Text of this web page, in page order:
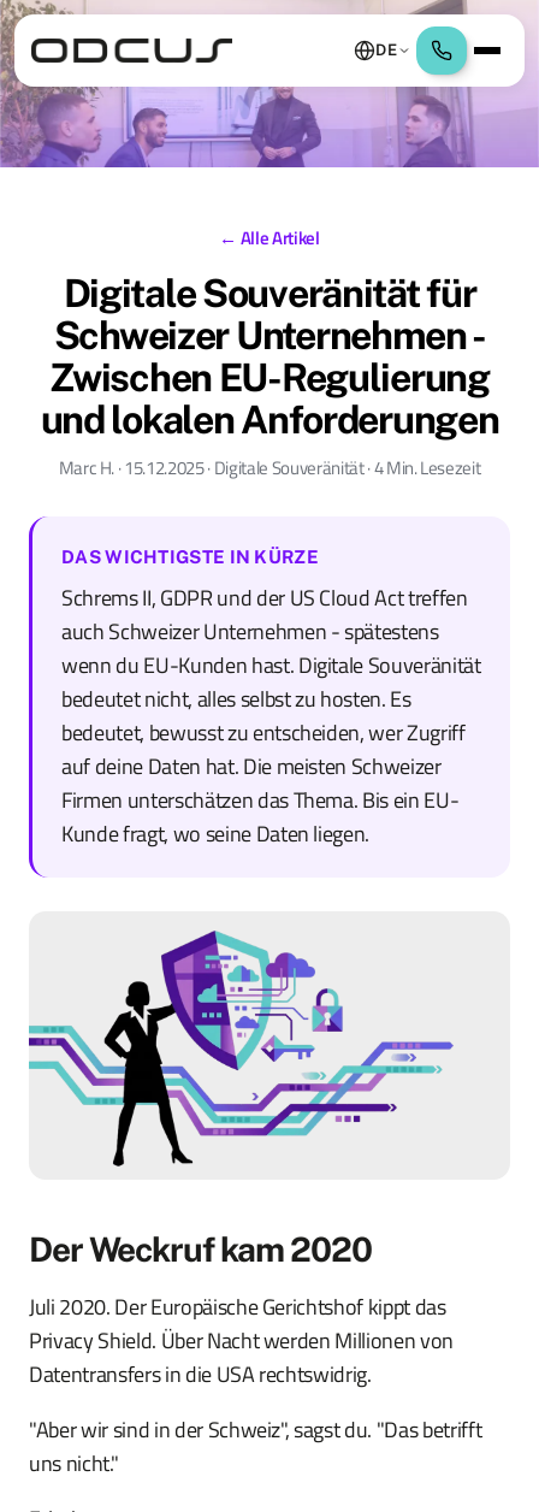
DE
← Alle Artikel
Digitale Souveränität für
Schweizer Unternehmen -
Zwischen EU-Regulierung
und lokalen Anforderungen
Marc H. · 15.12.2025 · Digitale Souveränität · 4 Min. Lesezeit
DAS WICHTIGSTE IN KÜRZE
Schrems II, GDPR und der US Cloud Act treffen
auch Schweizer Unternehmen - spätestens
wenn du EU-Kunden hast. Digitale Souveränität
bedeutet nicht, alles selbst zu hosten. Es
bedeutet, bewusst zu entscheiden, wer Zugriff
auf deine Daten hat. Die meisten Schweizer
Firmen unterschätzen das Thema. Bis ein EU-
Kunde fragt, wo seine Daten liegen.
Der Weckruf kam 2020
Juli 2020. Der Europäische Gerichtshof kippt das
Privacy Shield. Über Nacht werden Millionen von
Datentransfers in die USA rechtswidrig.
"Aber wir sind in der Schweiz", sagst du. "Das betrifft
uns nicht."